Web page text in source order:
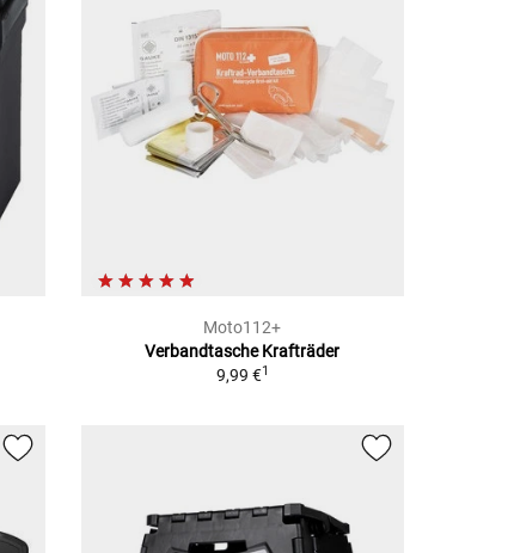
Moto112+
Verbandtasche Krafträder
9,99 €1